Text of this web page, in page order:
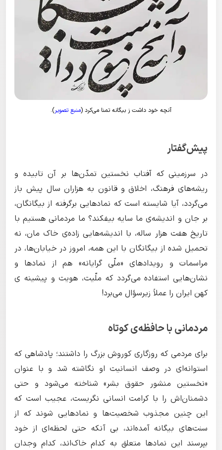
آنچه خود داشت ز بیگانه تمنا می‌کرد (منبع تصویر).
پیش‌گفتار
در سرزمینی که آفتاب نخستین تمدّن‌ها بر آن تابیده و
ریشه‌های فرهنگ، اخلاق و قانون به هزاران سال پیش باز
می‌گردد، آیا شایسته است که نمادهایی برگرفته از بیگانگان،
بر جان و اندیشه‌ی ما سایه بیفکند؟ ما مردمانی هستیم با
تاریخ هفت هزار ساله، با اندیشه‌هایی زاده‌ی خاک مان، نه
تحمیل شده از بیگانگان با این همه، امروز در خیابان‌ها، در
مراسمات و رویدادهای «ملّی گرایانه» هم از نمادها و
نشان‌هایی استفاده می‌گردد که ملّیت، هویت و پیشینه ی
کهن ایران را عملاً زیرسؤال می‌برد!
مردمانی با حافظه‌ی کوتاه
برای مردمی که روزگاری کوروش بزرگ را داشتند؛ پادشاهی که
استوانه‌ای در وصف انسانیت او نگاشته شد و با عنوان
«نخستین منشور حقوق بشر» شناخته می‌شود و حتی
دشمنان‌اش را با کرامت انسانی نگریست، عجیب است که
این چنین مجذوب شخصیت‌ها و نمادهایی شوند که از
سنت‌های بیگانه آمده‌اند، بی آنکه حتی لحظه‌ای از خود
بپرسند این نمادها متعلق به کدام خاک‌اند، کدام وجدان